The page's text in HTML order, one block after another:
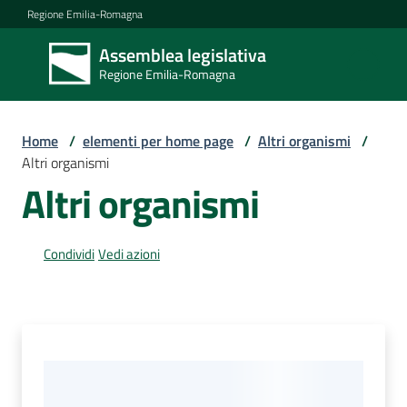
Vai al contenuto
Vai alla navigazione
Vai al footer
Regione Emilia-Romagna
Assemblea legislativa
Regione Emilia-Romagna
Assemblea
legislativa
Regione Emilia-
Assemblea
Attività
Home / elementi per home page / Altri organismi /
Altri organismi
Altri organismi
CondividiVedi azioni